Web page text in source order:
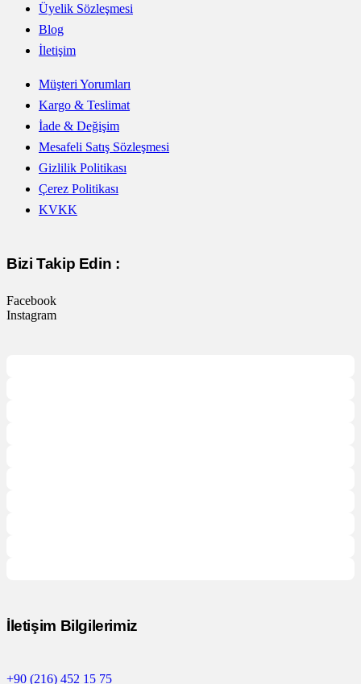
Üyelik Sözleşmesi
Blog
İletişim
Müşteri Yorumları
Kargo & Teslimat
İade & Değişim
Mesafeli Satış Sözleşmesi
Gizlilik Politikası
Çerez Politikası
KVKK
Bizi Takip Edin :
Facebook
Instagram
İletişim Bilgilerimiz
+90 (216) 452 15 75